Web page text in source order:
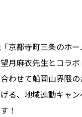
京都寺町三条のホー
月麻衣先生とコラ
わせて船岡山界隈の
る、地域連動キャン
！
コミ
医療
About
E:
F: